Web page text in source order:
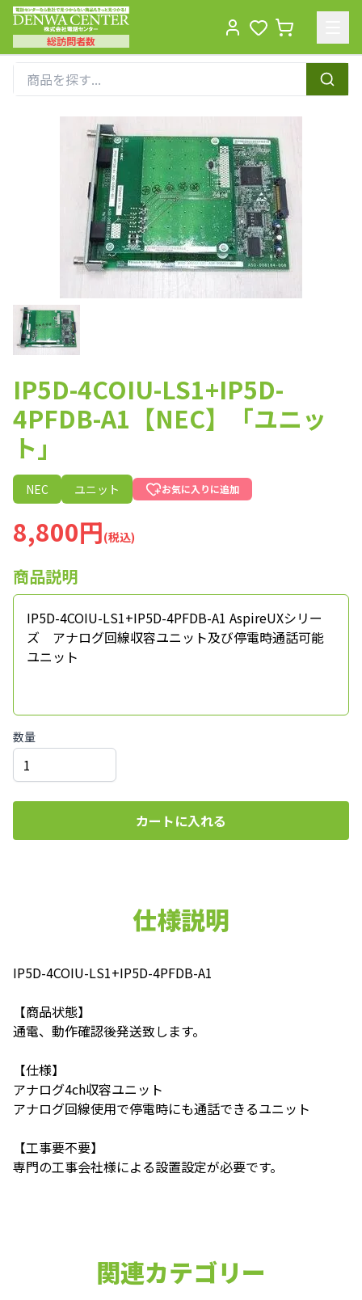
総訪問者数
IP5D-4COIU-LS1+IP5D-
4PFDB-A1【NEC】「ユニッ
ト」
NEC ユニット お気に入りに追加
8,800円(税込)
商品説明
IP5D-4COIU-LS1+IP5D-4PFDB-A1 AspireUXシリー
ズ アナログ回線収容ユニット及び停電時通話可能
ユニット
数量
カートに入れる
仕様説明
IP5D-4COIU-LS1+IP5D-4PFDB-A1
【商品状態】
通電、動作確認後発送致します。
【仕様】
アナログ4ch収容ユニット
アナログ回線使用で停電時にも通話できるユニット
【工事要不要】
専門の工事会社様による設置設定が必要です。
関連カテゴリー